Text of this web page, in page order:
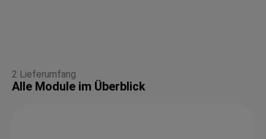
2 Lieferumfang
Alle Module im Überblick